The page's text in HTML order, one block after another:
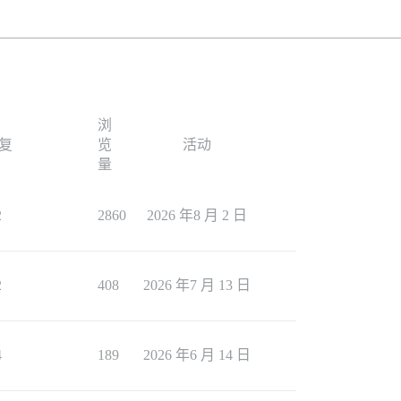
浏
览
量
活动
2860 2026 年8 月 2 日
408 2026 年7 月 13 日
189 2026 年6 月 14 日